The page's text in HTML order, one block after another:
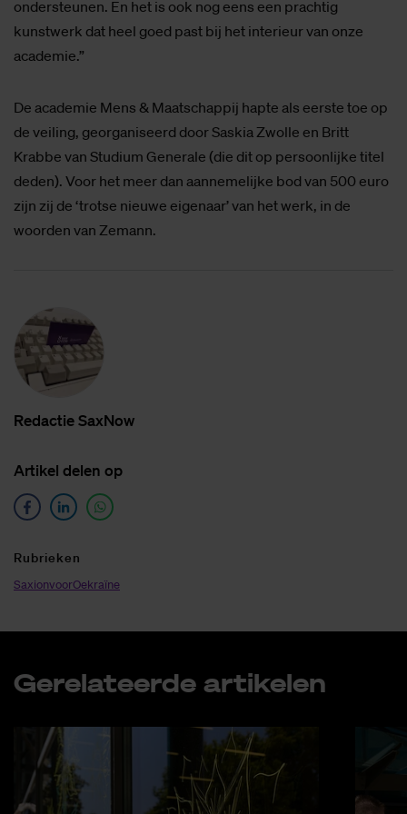
ondersteunen. En het is ook nog eens een prachtig
kunstwerk dat heel goed past bij het interieur van onze
academie.”
De academie Mens & Maatschappij hapte als eerste toe op
de veiling, georganiseerd door Saskia Zwolle en Britt
Krabbe van Studium Generale (die dit op persoonlijke titel
deden). Voor het meer dan aannemelijke bod van 500 euro
zijn zij de ‘trotse nieuwe eigenaar’ van het werk, in de
woorden van Zemann.
Re­dac­tie SaxNow
Ar­ti­kel de­len op
Ru­brie­ken
SaxionvoorOekraïne
Ge­re­la­teer­de ar­ti­ke­len